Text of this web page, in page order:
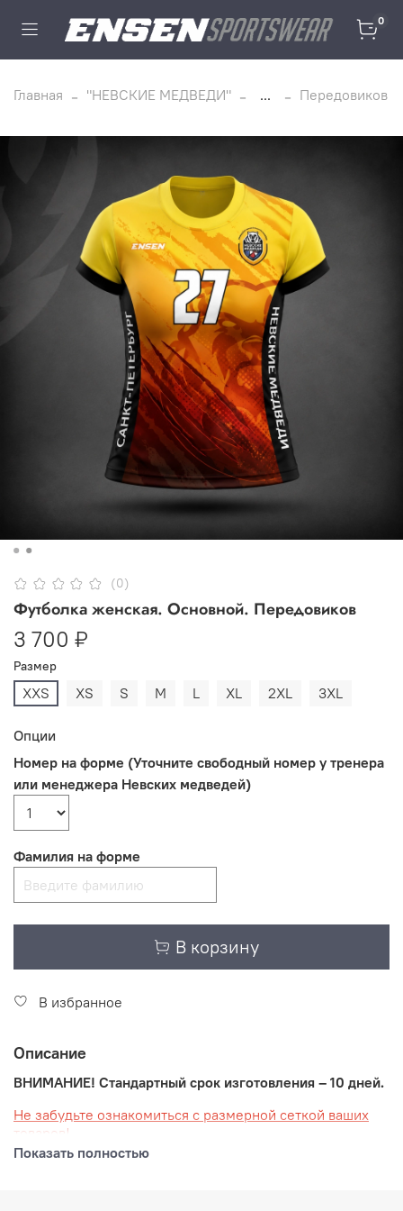
0
Главная "НЕВСКИЕ МЕДВЕДИ" ... Передовиков
(0)
Футболка женская. Основной. Передовиков
3 700 ₽
Размер
XXS XS S M L XL 2XL 3XL
Опции
Номер на форме (Уточните свободный номер у тренера
или менеджера Невских медведей)
Фамилия на форме
В корзину
В избранное
Описание
ВНИМАНИЕ! Стандартный срок изготовления – 10 дней.
Не забудьте ознакомиться с размерной сеткой ваших
товаров!
Показать полностью